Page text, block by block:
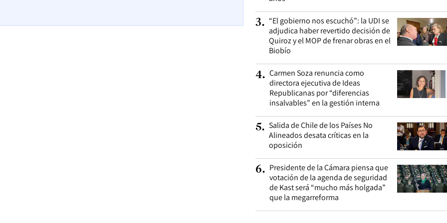
3. “El gobierno nos escuchó”: la UDI se
adjudica haber revertido decisión de
Quiroz y el MOP de frenar obras en el
Biobío
4. Carmen Soza renuncia como
directora ejecutiva de Ideas
Republicanas por “diferencias
insalvables” en la gestión interna
5. Salida de Chile de los Países No
Alineados desata críticas en la
oposición
6. Presidente de la Cámara piensa que
votación de la agenda de seguridad
de Kast será “mucho más holgada”
que la megarreforma